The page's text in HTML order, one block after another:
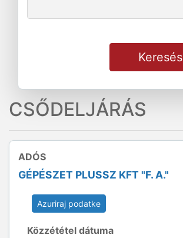
Keresés
CSŐDELJÁRÁS
ADÓS
GÉPÉSZET PLUSSZ KFT "F. A."
Azuriraj podatke
Közzététel dátuma